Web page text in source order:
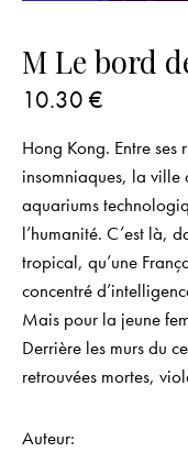
M Le bord
10.30 €
Hong Kong. Entre ses
insomniaques, la ville
aquariums
l’humanité. C’est là,
tropical, qu’une
concentré
Mais pour la jeune
Derrière les murs du
retrouvées mortes,
Auteur